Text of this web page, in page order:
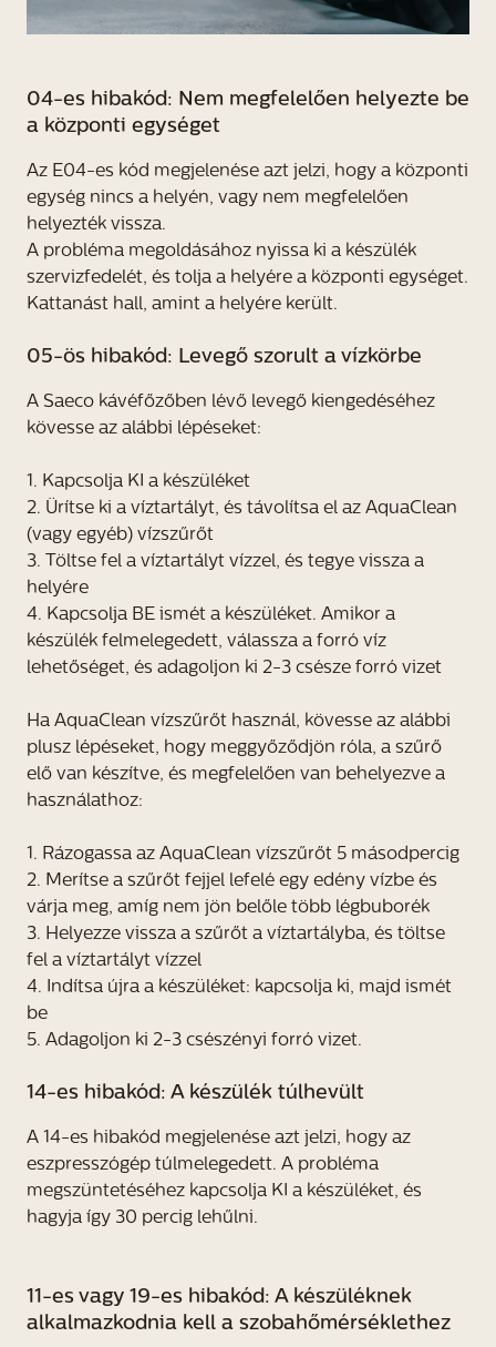
04-es hibakód: Nem megfelelően helyezte be
a központi egységet
Az E04-es kód megjelenése azt jelzi, hogy a központi
egység nincs a helyén, vagy nem megfelelően
helyezték vissza.
A probléma megoldásához nyissa ki a készülék
szervizfedelét, és tolja a helyére a központi egységet.
Kattanást hall, amint a helyére került.
05-ös hibakód: Levegő szorult a vízkörbe
A Saeco kávéfőzőben lévő levegő kiengedéséhez
kövesse az alábbi lépéseket:
1. Kapcsolja KI a készüléket
2. Ürítse ki a víztartályt, és távolítsa el az AquaClean
(vagy egyéb) vízszűrőt
3. Töltse fel a víztartályt vízzel, és tegye vissza a
helyére
4. Kapcsolja BE ismét a készüléket. Amikor a
készülék felmelegedett, válassza a forró víz
lehetőséget, és adagoljon ki 2-3 csésze forró vizet
Ha AquaClean vízszűrőt használ, kövesse az alábbi
plusz lépéseket, hogy meggyőződjön róla, a szűrő
elő van készítve, és megfelelően van behelyezve a
használathoz:
1. Rázogassa az AquaClean vízszűrőt 5 másodpercig
2. Merítse a szűrőt fejjel lefelé egy edény vízbe és
várja meg, amíg nem jön belőle több légbuborék
3. Helyezze vissza a szűrőt a víztartályba, és töltse
fel a víztartályt vízzel
4. Indítsa újra a készüléket: kapcsolja ki, majd ismét
be
5. Adagoljon ki 2-3 csészényi forró vizet.
14-es hibakód: A készülék túlhevült
A 14-es hibakód megjelenése azt jelzi, hogy az
eszpresszógép túlmelegedett. A probléma
megszüntetéséhez kapcsolja KI a készüléket, és
hagyja így 30 percig lehűlni.
11-es vagy 19-es hibakód: A készüléknek
alkalmazkodnia kell a szobahőmérséklethez